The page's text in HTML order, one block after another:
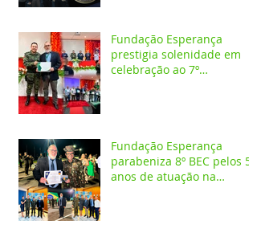
Fundação Esperança
prestigia solenidade em
celebração ao 7º
Fundação Esperança
parabeniza 8º BEC pelos 55
anos de atuação na